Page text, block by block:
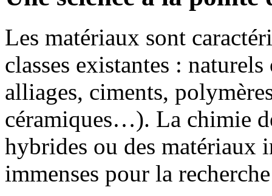
Les matériaux sont
classes existantes :
alliages, ciments,
céramiques…). La chimie
hybrides ou des matériaux
immenses pour la